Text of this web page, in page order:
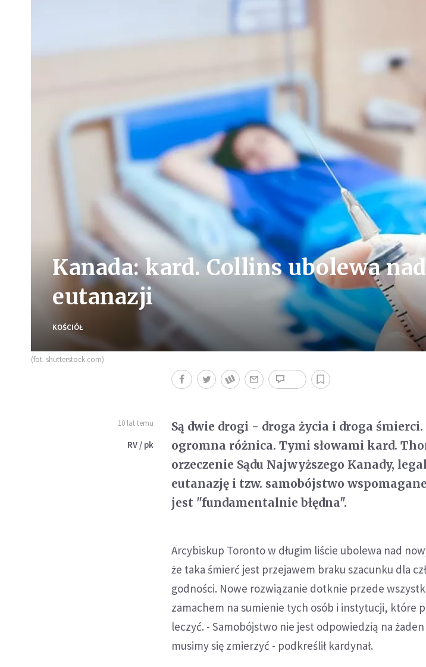
Kanada: kard. Collins ubolewa
eutanazji
KOŚCIÓŁ
(fot. shutterstock.com)
10 lat temu
RV / pk
Są dwie drogi - droga życia i droga
ogromna różnica. Tymi słowami kard.
orzeczenie Sądu Najwyższego Kanady,
eutanazję i tzw. samobójstwo
jest "fundamentalnie błędna".
Arcybiskup Toronto w długim liście ubolewa nad
że taka śmierć jest przejawem braku szacunku dla
godności. Nowe rozwiązanie dotknie przede
zamachem na sumienie tych osób i instytucji, które
leczyć. - Samobójstwo nie jest odpowiedzią na
musimy się zmierzyć - podkreślił kardynał.